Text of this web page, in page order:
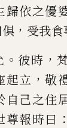
歸依之優
， 受我
。 彼時 ，
起立 ，敬
自己之住
尊報時曰